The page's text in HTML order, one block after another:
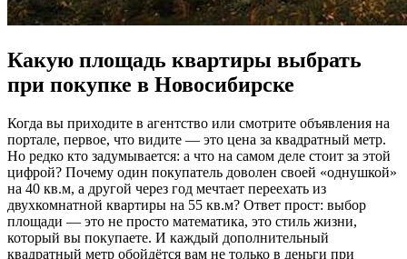
Какую площадь квартиры выбрать
при покупке в Новосибирске
Когда вы приходите в агентство или смотрите объявления на
портале, первое, что видите — это цена за квадратный метр.
Но редко кто задумывается: а что на самом деле стоит за этой
цифрой? Почему один покупатель доволен своей «однушкой»
на 40 кв.м, а другой через год мечтает переехать из
двухкомнатной квартиры на 55 кв.м? Ответ прост: выбор
площади — это не просто математика, это стиль жизни,
который вы покупаете. И каждый дополнительный
квадратный метр обойдётся вам не только в деньги при